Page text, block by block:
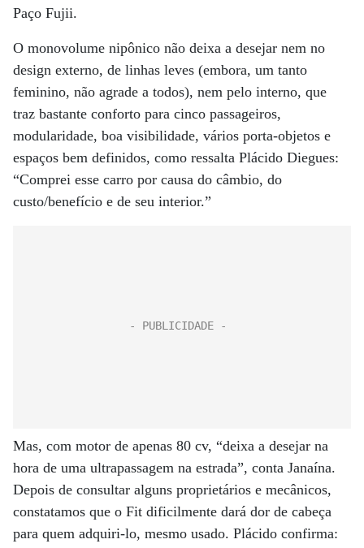
Paço Fujii.
O monovolume nipônico não deixa a desejar nem no
design externo, de linhas leves (embora, um tanto
feminino, não agrade a todos), nem pelo interno, que
traz bastante conforto para cinco passageiros,
modularidade, boa visibilidade, vários porta-objetos e
espaços bem definidos, como ressalta Plácido Diegues:
“Comprei esse carro por causa do câmbio, do
custo/benefício e de seu interior.”
Mas, com motor de apenas 80 cv, “deixa a desejar na
hora de uma ultrapassagem na estrada”, conta Janaína.
Depois de consultar alguns proprietários e mecânicos,
constatamos que o Fit dificilmente dará dor de cabeça
para quem adquiri-lo, mesmo usado. Plácido confirma: